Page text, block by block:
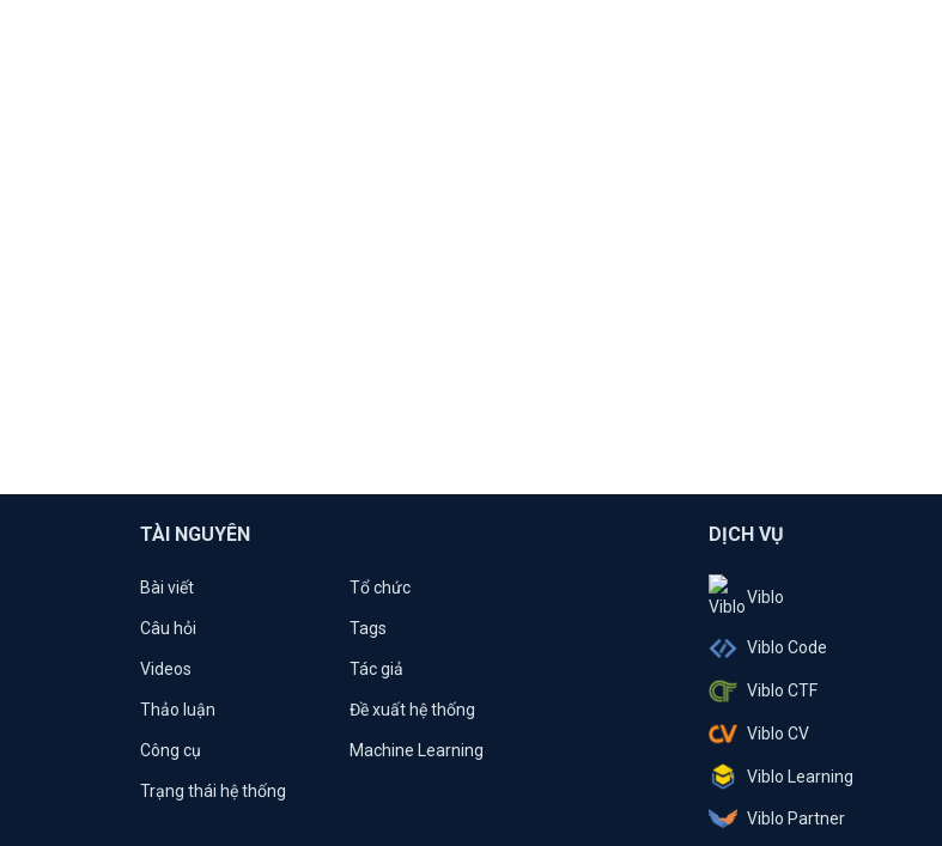
TÀI NGUYÊN
Bài viết Tổ chức
Câu hỏi Tags
Videos Tác giả
Thảo luận Đề xuất hệ thống
Công cụ Machine Learning
Trạng thái hệ thống
DỊCH VỤ
Viblo
Viblo Code
Viblo CTF
Viblo CV
Viblo Learning
Viblo Partner